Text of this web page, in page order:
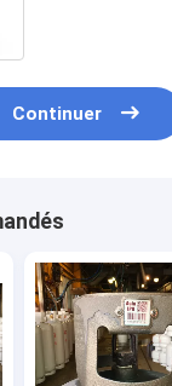
Continuer